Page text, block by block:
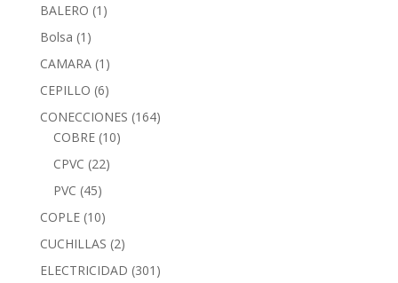
BALERO (1)
Bolsa (1)
CAMARA (1)
CEPILLO (6)
CONECCIONES (164)
COBRE (10)
CPVC (22)
PVC (45)
COPLE (10)
CUCHILLAS (2)
ELECTRICIDAD (301)